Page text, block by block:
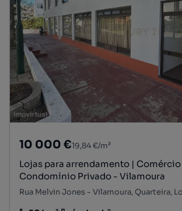
10 000 €19,84 €/m²
Lojas para arrendamento | Comércio
Condomínio Privado - Vilamoura
Rua Melvin Jones - Vilamoura, Quarteira,